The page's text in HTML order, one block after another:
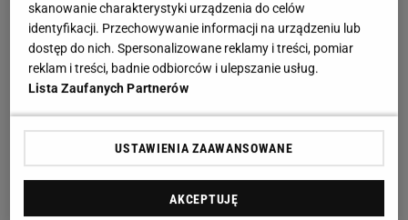
skanowanie charakterystyki urządzenia do celów
identyfikacji. Przechowywanie informacji na urządzeniu lub
dostęp do nich. Spersonalizowane reklamy i treści, pomiar
reklam i treści, badnie odbiorców i ulepszanie usług.
Lista Zaufanych Partnerów
USTAWIENIA ZAAWANSOWANE
AKCEPTUJĘ